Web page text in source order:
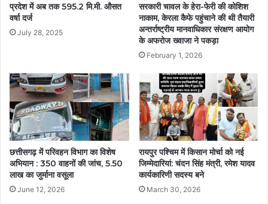
प्रदेश में अब तक 595.2 मि.मी. औसत
वर्षा दर्ज
July 28, 2025
सरकारी चावल के हेरा-फेरी की कोशिश
नाकाम, केरला कैफे पहुंचाने की थी तैयारी
अन्तर्राष्ट्रीय मानवाधिकार संरक्षण आयोग
के अफरोज ख्वाजा ने पकड़ा
February 1, 2026
छत्तीसगढ़ में परिवहन विभाग का विशेष
अभियान : 350 वाहनों की जांच, 5.50
लाख का जुर्माना वसूला
June 12, 2026
रायपुर पश्चिम में किसान मोर्चा को नई
जिम्मेदारियां: चंदन सिंह मंत्री, रमेश यादव
कार्यकारिणी सदस्य बने
March 30, 2026